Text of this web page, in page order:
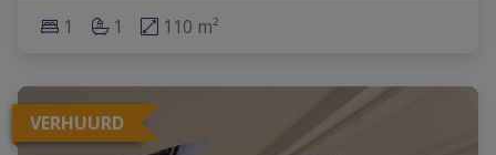
1 1 110 m²
VERHUURD